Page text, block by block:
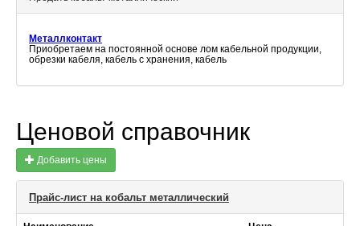
Металлконтакт
Приобретаем на постоянной основе лом кабельной продукции,
обрезки кабеля, кабель с хранения, кабель
Ценовой справочник
Добавить цены
Прайс-лист на кобальт металлический